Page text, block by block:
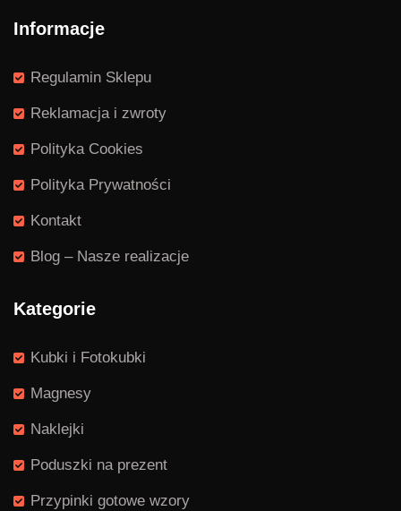
Informacje
Regulamin Sklepu
Reklamacja i zwroty
Polityka Cookies
Polityka Prywatności
Kontakt
Blog – Nasze realizacje
Kategorie
Kubki i Fotokubki
Magnesy
Naklejki
Poduszki na prezent
Przypinki gotowe wzory